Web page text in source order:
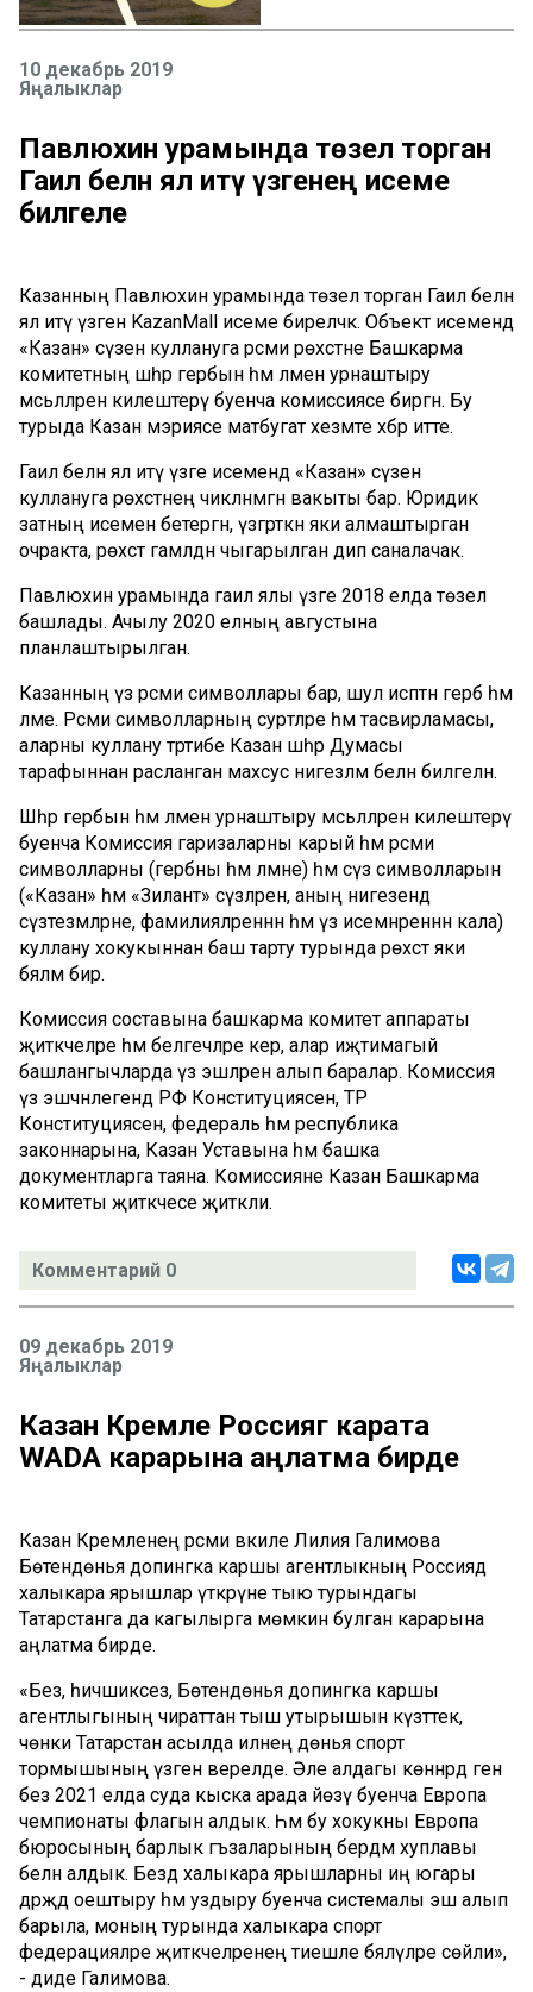
10 декабрь 2019
Яңалыклар
Павлюхин урамында төзелә торган
Гаилә белән ял итү үзәгенең исеме
билгеле
Казанның Павлюхин урамында төзелә торган Гаилә белән
ял итү үзәгенә KazanMall исеме биреләчәк. Объект исемендә
«Казан» сүзен куллануга рәсми рөхсәтне Башкарма
комитетның шәһәр гербын һәм әләмен урнаштыру
мәсьәләләрен килештерү буенча комиссиясе биргән. Бу
турыда Казан мэриясе матбугат хезмәте хәбәр итте.
Гаилә белән ял итү үзәге исемендә «Казан» сүзен
куллануга рөхсәтнең чикләнмәгән вакыты бар. Юридик
затның исемен бетергән, үзгәрткән яки алмаштырган
очракта, рөхсәт гамәлдән чыгарылган дип саналачак.
Павлюхин урамында гаилә ялы үзәге 2018 елда төзелә
башлады. Ачылу 2020 елның августына
планлаштырылган.
Казанның үз рәсми символлары бар, шул исәптән герб һәм
әләме. Рәсми символларның сурәтләре һәм тасвирламасы,
аларны куллану тәртибе Казан шәһәр Думасы
тарафыннан расланган махсус нигезләмә белән билгеләнә.
Шәһәр гербын һәм әләмен урнаштыру мәсьәләләрен килештерү
буенча Комиссия гаризаларны карый һәм рәсми
символларны (гербны һәм әләмне) һәм сүз символларын
(«Казан» һәм «Зилант» сүзләрен, аның нигезендә
сүзтезмәләрне, фамилияләреннән һәм үз исемнәреннән кала)
куллану хокукыннан баш тарту турында рөхсәт яки
бәяләмә бирә.
Комиссия составына башкарма комитет аппараты
җитәкчеләре һәм белгечләре керә, алар иҗтимагый
башлангычларда үз эшләрен алып баралар. Комиссия
үз эшчәнлегендә РФ Конституциясенә, ТР
Конституциясенә, федераль һәм республика
законнарына, Казан Уставына һәм башка
документларга таяна. Комиссияне Казан Башкарма
комитеты җитәкчесе җитәкли.
Комментарий 0
09 декабрь 2019
Яңалыклар
Казан Кремле Россиягә карата
WADA карарына аңлатма бирде
Казан Кремленең рәсми вәкиле Лилия Галимова
Бөтендөнья допингка каршы агентлыкның Россиядә
халыкара ярышлар үткәрүне тыю турындагы
Татарстанга да кагылырга мөмкин булган карарына
аңлатма бирде.
«Без, һичшиксез, Бөтендөнья допингка каршы
агентлыгының чираттан тыш утырышын күзәттек,
чөнки Татарстан асылда илнең дөнья спорт
тормышының үзәгенә әверелде. Әле алдагы көннәрдә генә
без 2021 елда суда кыска арада йөзү буенча Европа
чемпионаты флагын алдык. Һәм бу хокукны Европа
бюросының барлык әгъзаларының бердәм хуплавы
белән алдык. Бездә халыкара ярышларны иң югары
дәрәҗәдә оештыру һәм уздыру буенча системалы эш алып
барыла, моның турында халыкара спорт
федерацияләре җитәкчеләренең тиешле бәяләүләре сөйли»,
- диде Галимова.